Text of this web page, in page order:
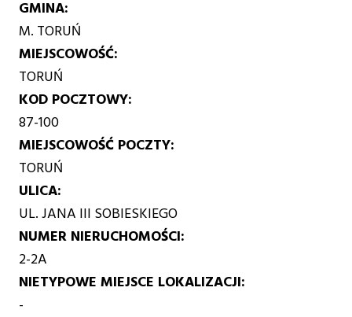
GMINA
M. TORUŃ
MIEJSCOWOŚĆ
TORUŃ
KOD POCZTOWY
87-100
MIEJSCOWOŚĆ POCZTY
TORUŃ
ULICA
UL. JANA III SOBIESKIEGO
NUMER NIERUCHOMOŚCI
2-2A
NIETYPOWE MIEJSCE LOKALIZACJI
-